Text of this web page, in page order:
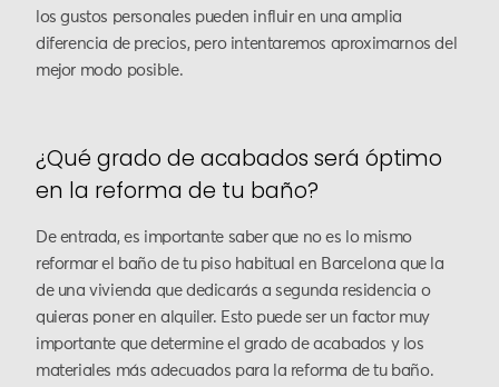
los gustos personales pueden influir en una amplia
diferencia de precios, pero intentaremos aproximarnos del
mejor modo posible.
¿Qué grado de acabados será óptimo
en la reforma de tu baño?
De entrada, es importante saber que no es lo mismo
reformar el baño de tu piso habitual en Barcelona que la
de una vivienda que dedicarás a segunda residencia o
quieras poner en alquiler. Esto puede ser un factor muy
importante que determine el grado de acabados y los
materiales más adecuados para la reforma de tu baño.